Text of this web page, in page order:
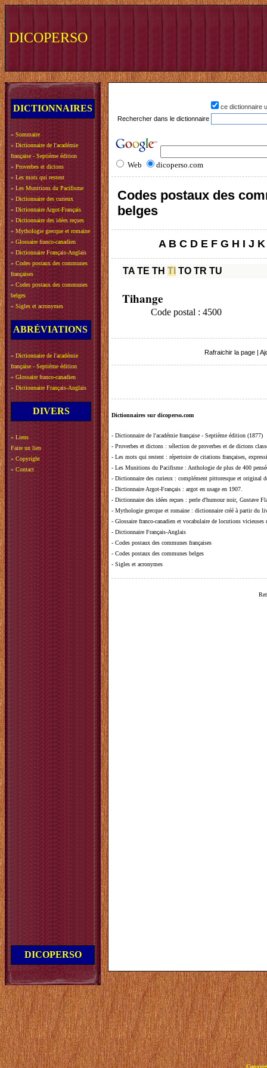
DICOPERSO
DICTIONNAIRES
» Sommaire
» Dictionnaire de l'académie
française - Septième édition
» Proverbes et dictons
» Les mots qui restent
» Les Munitions du Pacifisme
» Dictionnaire des curieux
» Dictionnaire Argot-Français
» Dictionnaire des idées reçues
» Mythologie grecque et romaine
» Glossaire franco-canadien
» Dictionnaire Français-Anglais
» Codes postaux des communes
françaises
» Codes postaux des communes
belges
» Sigles et acronymes
ABRÉVIATIONS
» Dictionnaire de l'académie
française - Septième édition
» Glossaire franco-canadien
» Dictionnaire Français-Anglais
DIVERS
» Liens
Faire un lien
» Copyright
» Contact
DICOPERSO
ce dictionnaire
Rechercher dans le dictionnaire
Web dicoperso.com
Codes postaux des
belges
A B C D E F G H I J K
TA TE TH TI TO TR TU
Tihange
Code postal : 4500
Rafraichir la page
Dictionnaires sur dicoperso.com
- Dictionnaire de l'académie française - Septième édition (1877)
- Proverbes et dictons : sélection de proverbes et de dictons
- Les mots qui restent : répertoire de citations françaises,
- Les Munitions du Pacifisme : Anthologie de plus de 400
- Dictionnaire des curieux : complément pittoresque et original
- Dictionnaire Argot-Français : argot en usage en 1907.
- Dictionnaire des idées reçues : perle d'humour noir, Gustave
- Mythologie grecque et romaine : dictionnaire créé à partir du
- Glossaire franco-canadien et vocabulaire de locutions vicieuses
- Dictionnaire Français-Anglais
- Codes postaux des communes françaises
- Codes postaux des communes belges
- Sigles et acronymes